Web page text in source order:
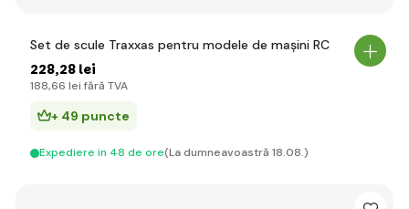
Set de scule Traxxas pentru modele de mașini RC
228,28 lei
188,66 lei fără TVA
+ 49 puncte
Expediere in 48 de ore(La dumneavoastră 18.08.)